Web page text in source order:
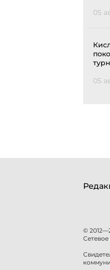
05
05
©
Сетевое